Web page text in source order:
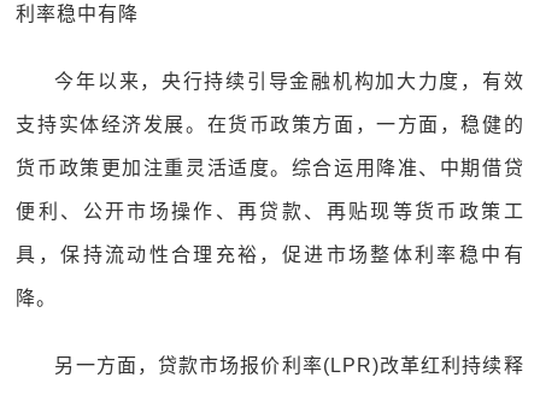
利率稳中有降
今年以来，央行持续引导金融机构加大力度，有效
支持实体经济发展。在货币政策方面，一方面，稳健的
货币政策更加注重灵活适度。综合运用降准、中期借贷
便利、公开市场操作、再贷款、再贴现等货币政策工
具，保持流动性合理充裕，促进市场整体利率稳中有
降。
另一方面，贷款市场报价利率(LPR)改革红利持续释